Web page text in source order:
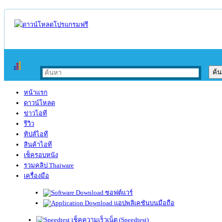
หน้าแรก
ดาวน์โหลด
ข่าวไอที
รีวิว
ทิปส์ไอที
สินค้าไอที
เช็ครอบหนัง
รวมคลิป Thaiware
เครื่องมือ
ซอฟต์แวร์
แอปพลิเคชันบนมือถือ
เช็คความเร็วเน็ต (Speedtest)